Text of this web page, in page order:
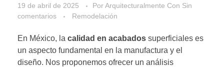
19 de abril de 2025 PorArquitecturalmente Con Sin
comentarios
Remodelación
En México, la calidad en acabados superficiales es
un aspecto fundamental en la manufactura y el
diseño. Nos proponemos ofrecer un análisis